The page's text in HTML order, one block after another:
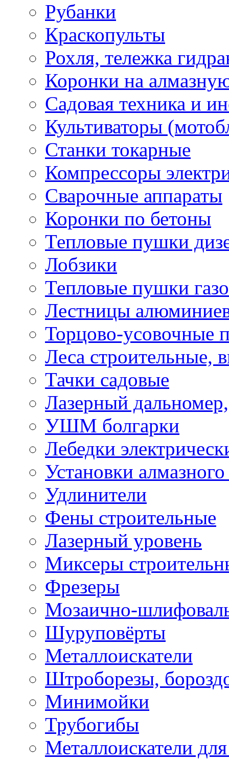
Рубанки
Краскопульты
Рохля, тележка
Коронки на
Садовая техника и
Культиваторы
Станки токарные
Компрессоры
Сварочные аппараты
Коронки по бетоны
Тепловые пушки
Лобзики
Тепловые пушки
Лестницы
Торцово-усовочные
Леса строительные,
Тачки садовые
Лазерный дальномер,
УШМ болгарки
Лебедки
Установки
Удлинители
Фены строительные
Лазерный уровень
Миксеры
Фрезеры
Мозаично-
Шуруповёрты
Металлоискатели
Штроборезы,
Минимойки
Трубогибы
Металлоискатели